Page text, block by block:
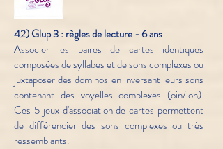
42) Glup 3 : règles de lecture - 6 ans
Associer les paires de cartes identiques
composées de syllabes et de sons complexes ou
juxtaposer des dominos en inversant leurs sons
contenant des voyelles complexes (oin/ion).
Ces 5 jeux d'association de cartes permettent
de différencier des sons complexes ou très
ressemblants.